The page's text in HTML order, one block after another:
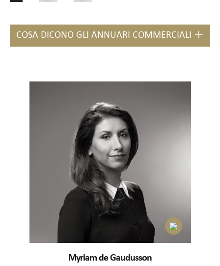
COSA DICONO GLI ANNUARI COMMERCIALI
Myriam de Gaudusson